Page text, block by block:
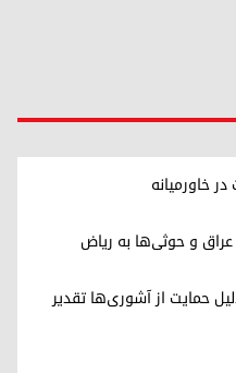
خاورمیانه
و حوثی‌ها به ریاض
حمایت از آشوری‌ها تقدیر